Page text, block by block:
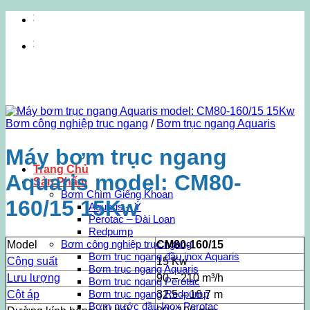
Trang Chủ
Sản Phẩm
Bơm Chìm Giếng Khoan
Aquaris – Ý
Perotac – Đài Loan
Redpump
Bơm công nghiệp trục ngang
Bơm trục ngang đầu inox Aquaris
Bơm trục ngang Aquaris
Bơm trục ngang Perotac
Bơm trục ngang Redpump
Bơm nước đầu Inox Perotac
Bơm công nghiệp trục ngang / Bơm trục ngang Aquaris
Máy bơm trục ngang
Aquaris model: CM80-
160/15 15Kw
Model
CM80-160/15
Công suất
15 Kw
Lưu lượng
90 – 210 m³/h
Cột áp
32.5 – 16.7 m